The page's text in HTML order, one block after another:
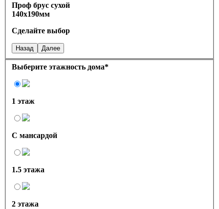
Проф брус сухой
140х190мм
Сделайте выбор
Назад Далее
Выберите этажность дома*
1 этаж
С мансардой
1.5 этажа
2 этажа